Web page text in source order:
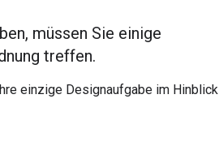
müssen Sie einige
treffen.
einzige Designaufgabe im Hinblick